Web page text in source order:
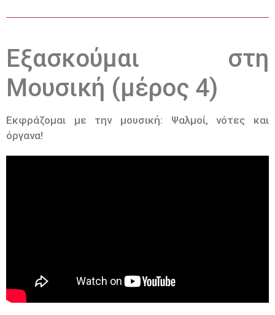
Εξασκούμαι στη
Μουσική (μέρος 4)
Εκφράζομαι με την μουσική: Ψαλμοί, νότες και
όργανα!